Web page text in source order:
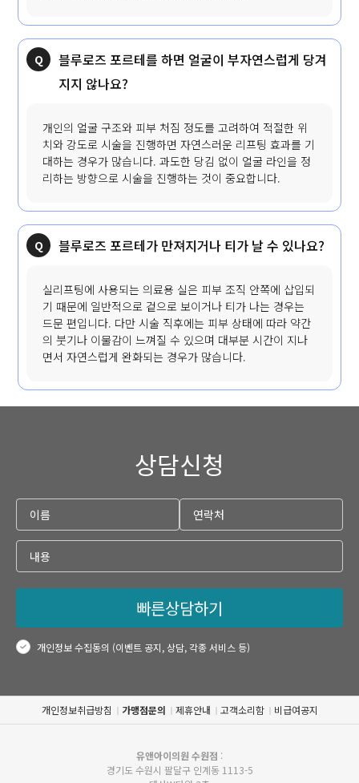
블루로즈 포르테를 하면 얼굴이 부자연스럽게 당겨
지지 않나요?
개인의 얼굴 구조와 피부 처짐 정도를 고려하여 적절한 위
치와 강도로 시술을 진행하면 자연스러운 리프팅 효과를 기
대하는 경우가 많습니다. 과도한 당김 없이 얼굴 라인을 정
리하는 방향으로 시술을 진행하는 것이 중요합니다.
블루로즈 포르테가 만져지거나 티가 날 수 있나요?
실리프팅에 사용되는 의료용 실은 피부 조직 안쪽에 삽입되
기 때문에 일반적으로 겉으로 보이거나 티가 나는 경우는
드문 편입니다. 다만 시술 직후에는 피부 상태에 따라 약간
의 붓기나 이물감이 느껴질 수 있으며 대부분 시간이 지나
면서 자연스럽게 완화되는 경우가 많습니다.
상담신청
빠른상담하기
개인정보 수집동의 (이벤트 공지, 상담, 각종 서비스 등)
개인정보취급방침 가맹점문의 제휴안내 고객소리함 비급여공지
유앤아이의원 수원점 :
경기도 수원시 팔달구 인계동 1113-5